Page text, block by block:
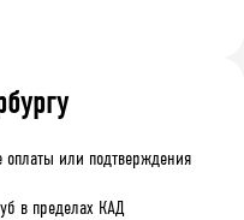
оплаты или подтверждения
в пределах КАД